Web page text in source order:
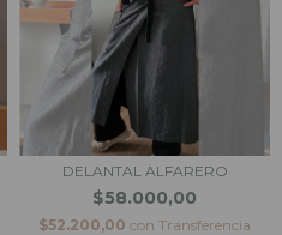
DELANTAL ALFARERO
$58.000,00
$52.200,00 con Transferencia